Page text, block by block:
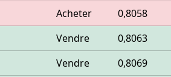
Acheter 0,8058
Vendre 0,8063
Vendre 0,8069